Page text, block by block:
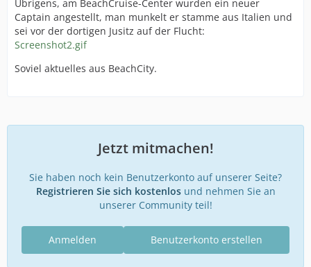
Übrigens, am BeachCruise-Center wurden ein neuer
Captain angestellt, man munkelt er stamme aus Italien und
sei vor der dortigen Jusitz auf der Flucht:
Screenshot2.gif
Soviel aktuelles aus BeachCity.
Jetzt mitmachen!
Sie haben noch kein Benutzerkonto auf unserer Seite?
Registrieren Sie sich kostenlosund nehmen Sie an
unserer Community teil!
Benutzerkonto erstellen
Anmelden